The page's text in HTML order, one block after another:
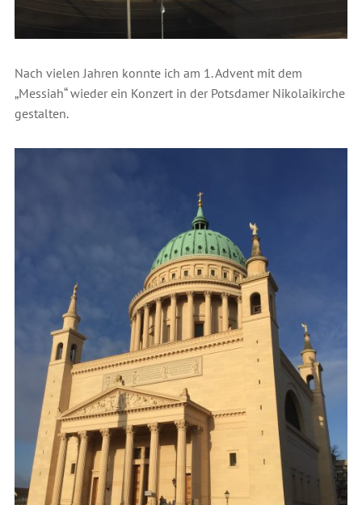
Nach vielen Jahren konnte ich am 1. Advent mit dem
„Messiah“ wieder ein Konzert in der Potsdamer Nikolaikirche
gestalten.